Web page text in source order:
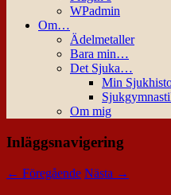
WPadmin
Om…
Ädelmetaller
Bara min…
Det Sjuka…
Min
Om mig
Inläggsnavigering
← Föregående Nästa →